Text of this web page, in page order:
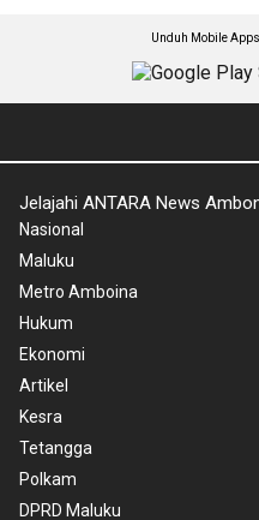
Unduh Mobile
Jelajahi ANTARA News
Nasional
Maluku
Metro Amboina
Hukum
Ekonomi
Artikel
Kesra
Tetangga
Polkam
DPRD Maluku